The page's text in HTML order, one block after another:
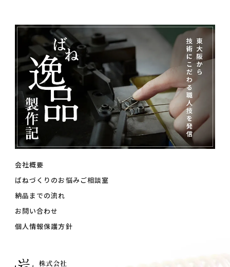
会社概要
ばねづくりのお悩みご相談室
納品までの流れ
お問い合わせ
個人情報保護方針